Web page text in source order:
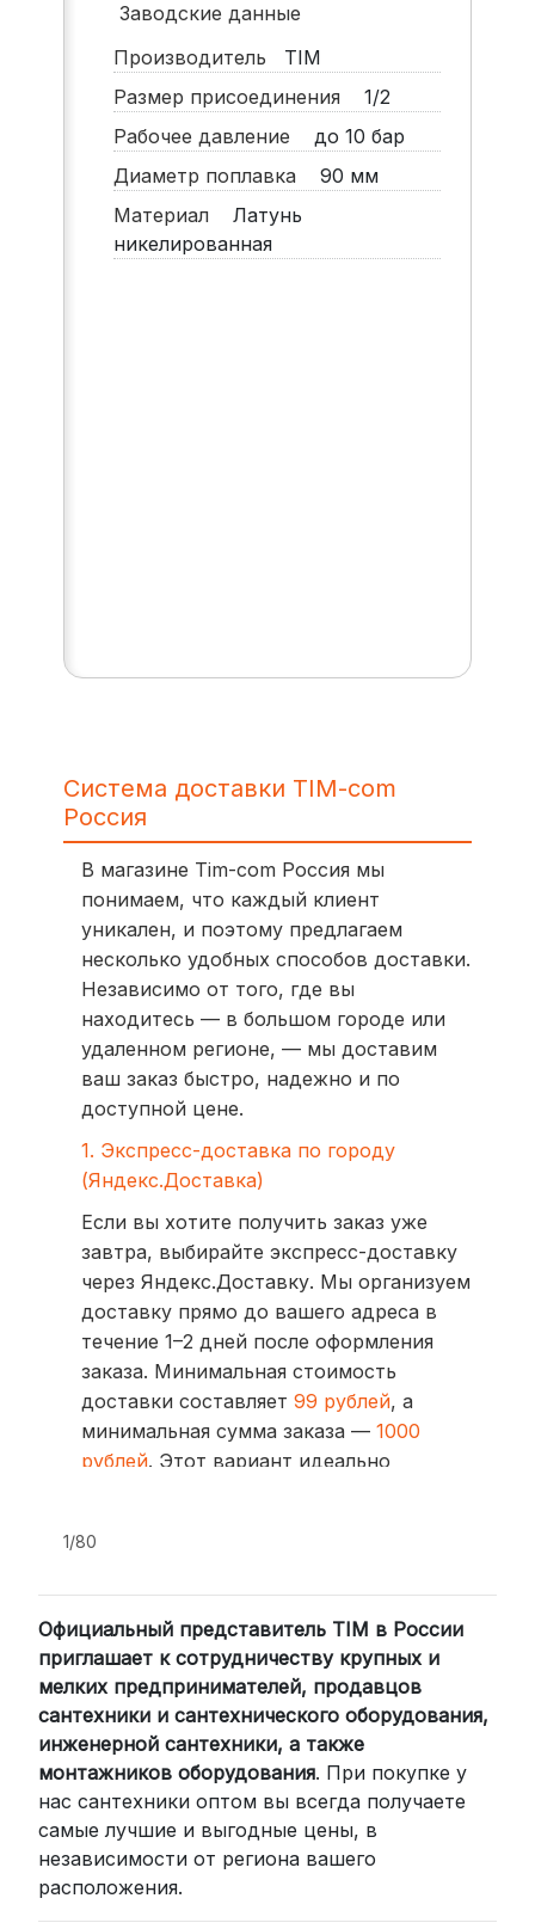
Заводские данные
Производитель
TIM
Размер присоединения
1/2
Рабочее давление
до 10 бар
Диаметр поплавка
90 мм
Материал
Латунь
никелированная
Система доставки TIM-com
Россия
В магазине Tim-com Россия мы
понимаем, что каждый клиент
уникален, и поэтому предлагаем
несколько удобных способов доставки.
Независимо от того, где вы
находитесь — в большом городе или
удаленном регионе, — мы доставим
ваш заказ быстро, надежно и по
доступной цене.
1. Экспресс-доставка по городу
(Яндекс.Доставка)
Если вы хотите получить заказ уже
завтра, выбирайте экспресс-доставку
через Яндекс.Доставку. Мы организуем
доставку прямо до вашего адреса в
течение 1–2 дней после оформления
заказа. Минимальная стоимость
доставки составляет 99 рублей, а
минимальная сумма заказа — 1000
рублей. Этот вариант идеально
компании (СДЭК, BoxBerry, DPD)
Для клиентов из других регионов
России мы сотрудничаем с
проверенными транспортными
компаниями:
СДЭК: Выбирайте доставку до
пункта выдачи (от 2 дней) или
курьером до двери (от 3 дней).
Стоимость начинается от300
рублей
1/80
Официальный представитель TIM в России
приглашает к сотрудничеству крупных и
мелких предпринимателей, продавцов
сантехники и сантехнического оборудования,
инженерной сантехники, а также
монтажников оборудования. При покупке у
нас сантехники оптом вы всегда получаете
самые лучшие и выгодные цены, в
независимости от региона вашего
расположения.